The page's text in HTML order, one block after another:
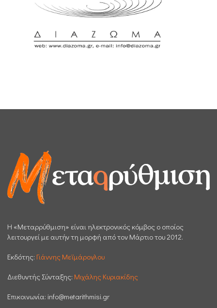
H «Μεταρρύθμιση» είναι ηλεκτρονικός κόμβος ο οποίος
λειτουργεί με αυτήν τη μορφή από τον Μάρτιο του 2012.
Εκδότης: Γιάννης Μεϊμάρογλου
Διεθυντής Σύνταξης: Μιχάλης Κυριακίδης
Επικοινωνία: info@metarithmisi.gr